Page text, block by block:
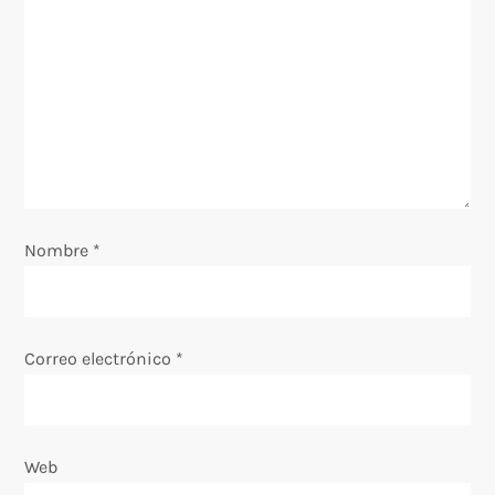
e
t
a
Nombre *
Correo electrónico *
Web